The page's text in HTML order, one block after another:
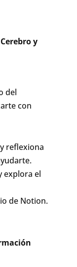
y
del
con
reflexiona
explora el
de Notion.